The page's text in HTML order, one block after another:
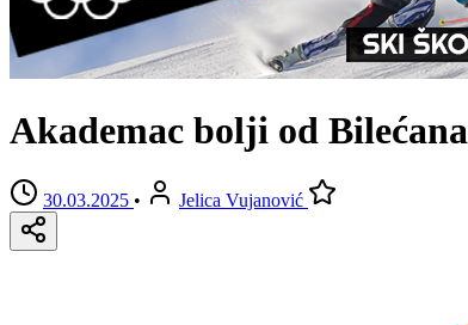
Akademac bolji od Bilećana
30.03.2025 • Jelica Vujanović